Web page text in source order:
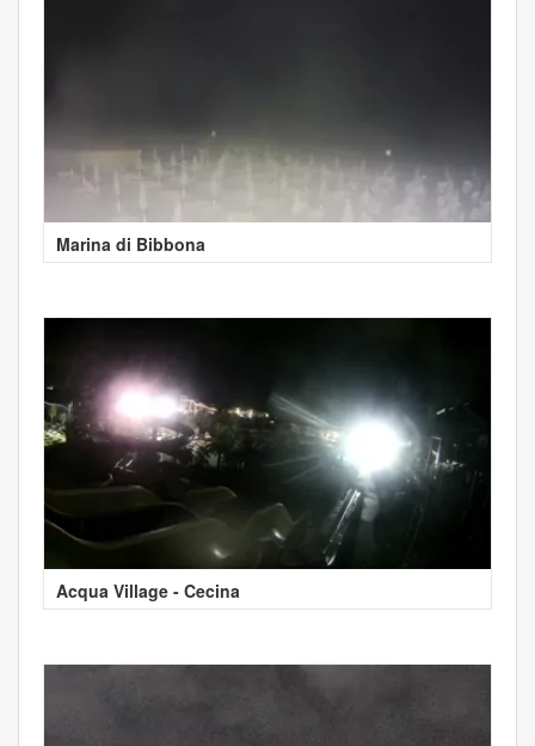
Marina di Bibbona
Acqua Village - Cecina